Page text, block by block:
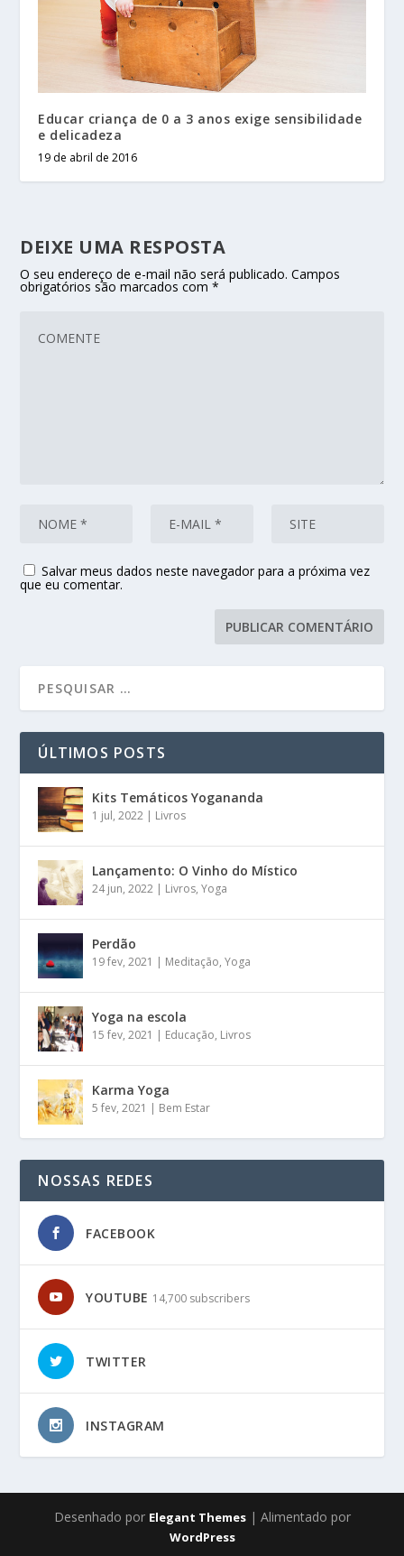
Educar criança de 0 a 3 anos exige sensibilidade
e delicadeza
19 de abril de 2016
DEIXE UMA RESPOSTA
O seu endereço de e-mail não será publicado. Campos
obrigatórios são marcados com*
Salvar meus dados neste navegador para a próxima vez
que eu comentar.
ÚLTIMOS POSTS
Kits Temáticos Yogananda
1 jul, 2022 | Livros
Lançamento: O Vinho do Místico
24 jun, 2022 | Livros,Yoga
Perdão
19 fev, 2021 | Meditação,Yoga
Yoga na escola
15 fev, 2021 | Educação, Livros
Karma Yoga
5 fev, 2021 | Bem Estar
NOSSAS REDES
FACEBOOK
YOUTUBE 14,700 subscribers
TWITTER
INSTAGRAM
Desenhado por Elegant Themes| Alimentado por
WordPress